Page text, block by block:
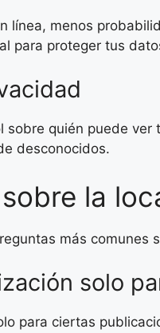
línea, menos
para proteger tus
quién puede
desconocidos.
la
más comunes
solo
para ciertas